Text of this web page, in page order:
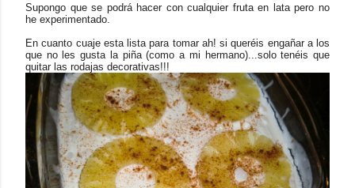
Supongo que se podrá hacer con cualquier fruta en lata pero no
he experimentado.
En cuanto cuaje esta lista para tomar ah! si queréis engañar a los
que no les gusta la piña (como a mi hermano)...solo tenéis que
quitar las rodajas decorativas!!!